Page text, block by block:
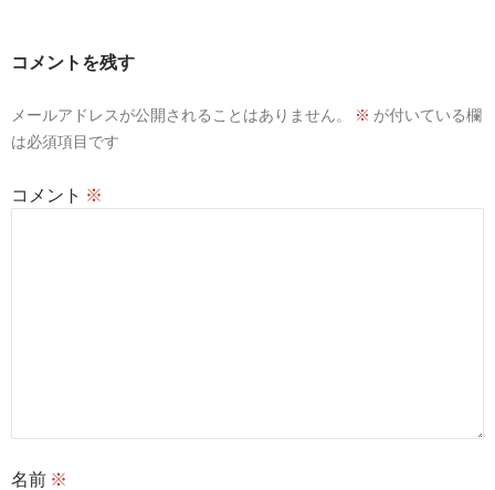
コメントを残す
メールアドレスが公開されることはありません。 ※ が付いている欄
は必須項目です
コメント ※
名前 ※